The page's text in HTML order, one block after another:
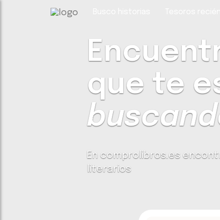
que te
En comprolibros.es
literarios